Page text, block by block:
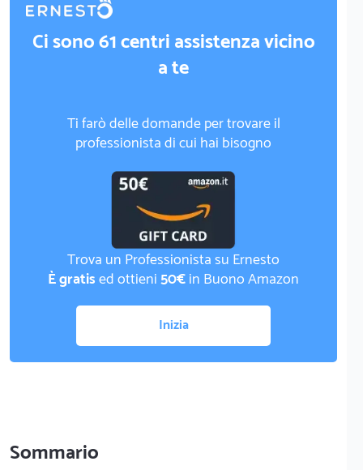
Ci sono 61 centri assistenza vicino
a te
Ti farò delle domande per trovare il
professionista di cui hai bisogno
Trova un Professionista su Ernesto
È gratised ottieni50€in Buono Amazon
Inizia
Sommario